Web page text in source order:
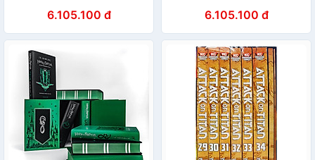
6.105.100 đ 6.105.100 đ